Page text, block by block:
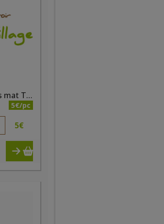
Crayon rouge à lèvres mat Tendresse
5€/pc
5€